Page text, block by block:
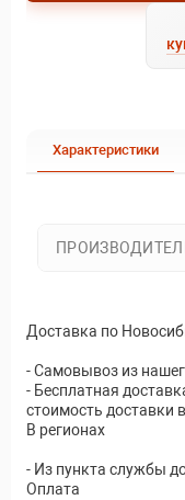
Характеристики
Доставка по
- Самовывоз из
- Бесплатная
стоимость доставки
В регионах
- Из пункта службы
Оплата